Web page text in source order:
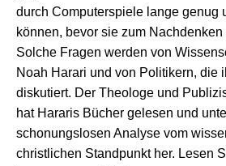
durch Computerspiele lange genug
können, bevor sie zum
Solche Fragen werden von
Noah Harari und von Politikern, die
diskutiert. Der Theologe und
hat Hararis Bücher gelesen und
schonungslosen Analyse vom
christlichen Standpunkt her. Lesen